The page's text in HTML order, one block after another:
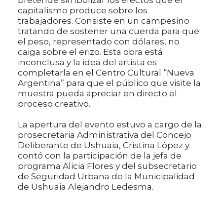
capitalismo produce sobre los
trabajadores. Consiste en un campesino
tratando de sostener una cuerda para que
el peso, representado con dólares, no
caiga sobre el erizo. Esta obra está
inconclusa y la idea del artista es
completarla en el Centro Cultural “Nueva
Argentina” para que el público que visite la
muestra pueda apreciar en directo el
proceso creativo.
La apertura del evento estuvo a cargo de la
prosecretaria Administrativa del Concejo
Deliberante de Ushuaia, Cristina López y
contó con la participación de la jefa de
programa Alicia Flores y del subsecretario
de Seguridad Urbana de la Municipalidad
de Ushuaia Alejandro Ledesma.